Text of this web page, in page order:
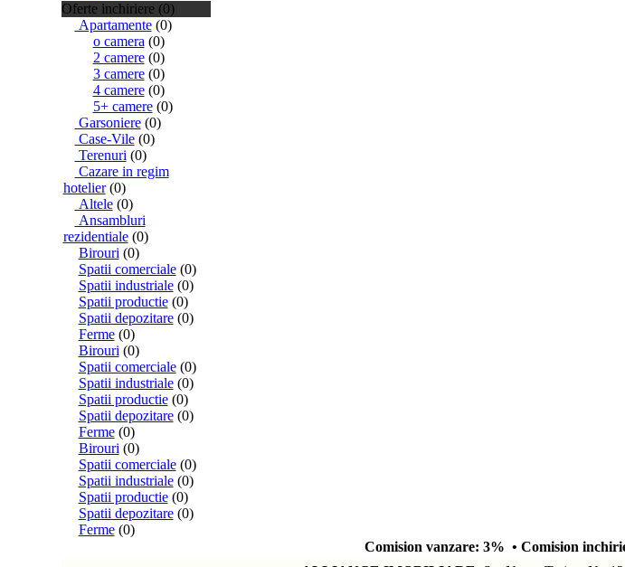
Oferte inchiriere (0)
Apartamente(0)
o camera (0)
2 camere(0)
3 camere(0)
4 camere(0)
5+ camere(0)
Garsoniere(0)
Case-Vile(0)
Terenuri (0)
Cazare in regim
hotelier(0)
Altele(0)
Ansambluri
rezidentiale(0)
Birouri (0)
Spatii comerciale(0)
Spatii industriale(0)
Spatii productie(0)
Spatii depozitare(0)
Ferme(0)
Birouri (0)
Spatii comerciale(0)
Spatii industriale(0)
Spatii productie(0)
Spatii depozitare(0)
Ferme(0)
Birouri (0)
Spatii comerciale(0)
Spatii industriale(0)
Spatii productie(0)
Spatii depozitare(0)
Ferme(0)
Comision vanzare: 3% • Comision